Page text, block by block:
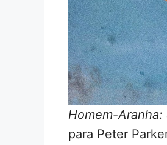
Homem-Aranha:
para Peter